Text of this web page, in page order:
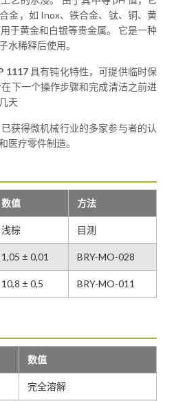
金，如 Inox、铁合金、钛、铜、黄
于黄金和白银等贵金属。 它是一种
水稀释后使用。
1117具有钝化特性，可提供临时保
下一个操作步骤和完成清洁之前进
天
已获得微机械行业的多家参与者的认
医疗零件制造。
数值 方法
浅棕 目测
1,05 ± 0,01 BRY-MO-028
10,8 ± 0,5 BRY-MO-011
数值
完全溶解